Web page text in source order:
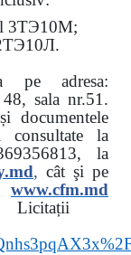
3ТЭ10М;
ТЭ10Л.
pe adresa:
sala nr.51.
documentele
consultate la
la
, cât şi pe
www.cfm.md
→ Licitații